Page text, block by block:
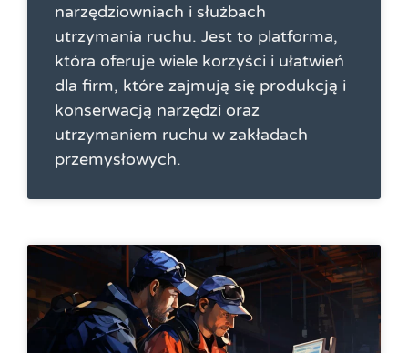
narzędziowniach i służbach
utrzymania ruchu. Jest to platforma,
która oferuje wiele korzyści i ułatwień
dla firm, które zajmują się produkcją i
konserwacją narzędzi oraz
utrzymaniem ruchu w zakładach
przemysłowych.